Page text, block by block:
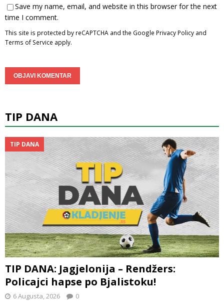
Save my name, email, and website in this browser for the next
time I comment.
This site is protected by reCAPTCHA and the Google Privacy Policy and
Terms of Service apply.
TIP DANA
TIP DANA
TIP DANA: Jagjelonija – Rendžers:
Policajci hapse po Bjalistoku!
6 Augusta, 2026 0